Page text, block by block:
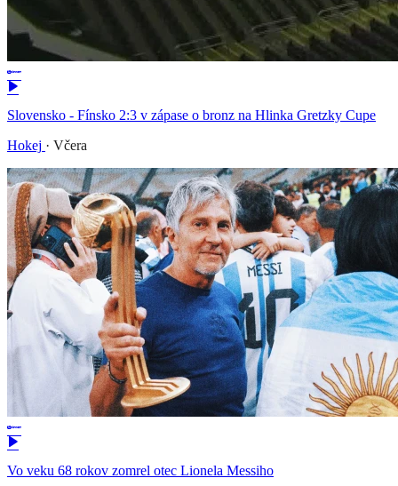
Slovensko - Fínsko 2:3 v zápase o bronz na Hlinka Gretzky Cupe
Hokej · Včera
Vo veku 68 rokov zomrel otec Lionela Messiho